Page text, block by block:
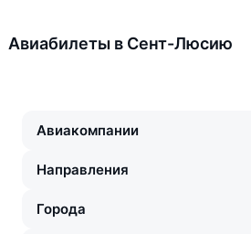
Авиабилеты в Сент-Люсию
Авиакомпании
Направления
Города